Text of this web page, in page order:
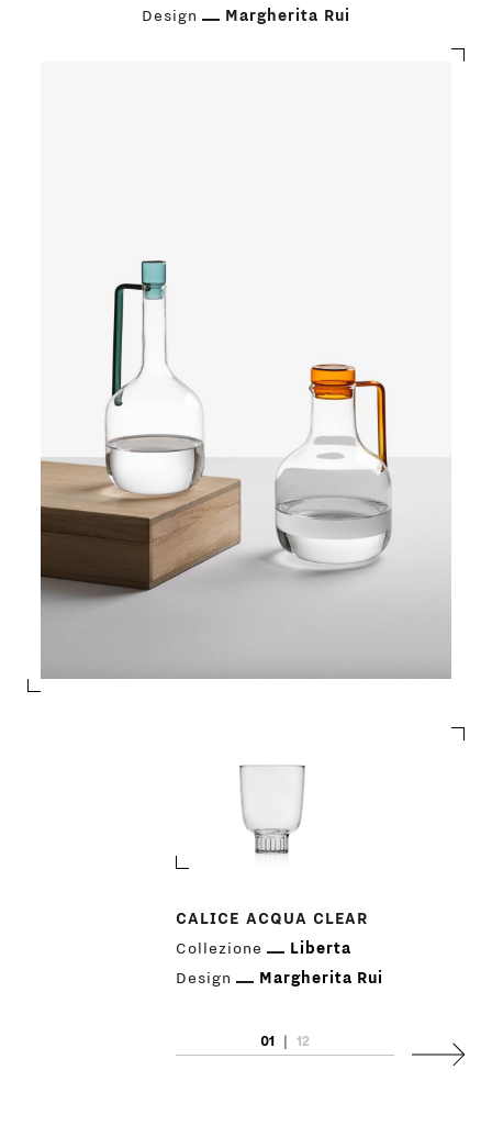
PRODOTTI
Design Margherita Rui
CALICE ACQUA CLEAR
Collezione
Liberta
Design
Margherita Rui
01 | 12